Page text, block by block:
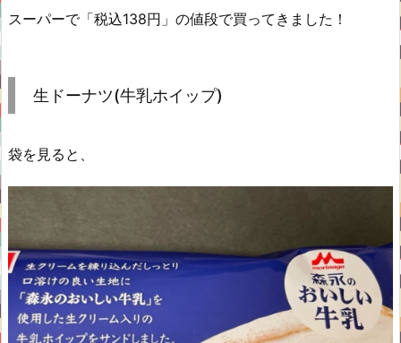
スーパーで「税込138円」の値段で買ってきました！
生ドーナツ(牛乳ホイップ)
袋を見ると、